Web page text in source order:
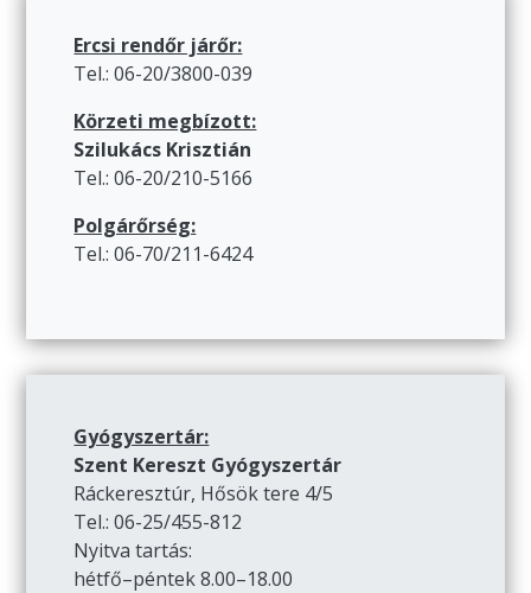
Ercsi rendőr járőr:
Tel.: 06-20/3800-039
Körzeti megbízott:
Szilukács Krisztián
Tel.: 06-20/210-5166
Polgárőrség:
Tel.: 06-70/211-6424
Gyógyszertár:
Szent Kereszt Gyógyszertár
Ráckeresztúr, Hősök tere 4/5
Tel.: 06-25/455-812
Nyitva tartás:
hétfő–péntek 8.00–18.00